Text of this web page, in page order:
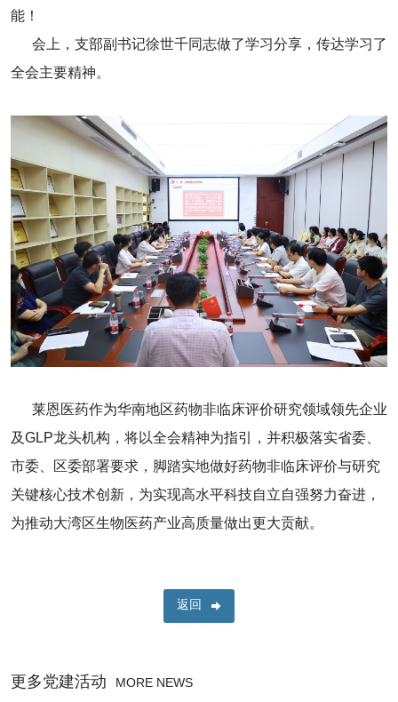
能！
会上，支部副书记徐世千同志做了学习分享，传达学习了
全会主要精神。
莱恩医药作为华南地区药物非临床评价研究领域领先企业
及GLP龙头机构，将以全会精神为指引，并积极落实省委、
市委、区委部署要求，脚踏实地做好药物非临床评价与研究
关键核心技术创新，为实现高水平科技自立自强努力奋进，
为推动大湾区生物医药产业高质量做出更大贡献。
返回
更多党建活动 MORE NEWS